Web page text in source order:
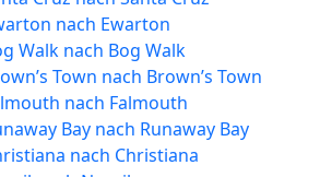
nach Ewarton
Walk nach Bog Walk
Town nach Brown’s Town
nach Falmouth
Bay nach Runaway Bay
nach Christiana